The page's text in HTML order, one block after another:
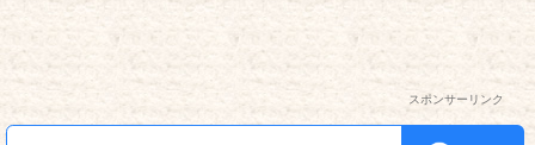
スポンサーリンク